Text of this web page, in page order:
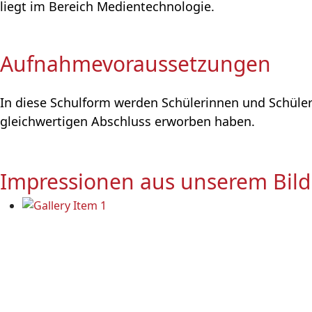
liegt im Bereich Medientechnologie.
Aufnahmevoraussetzungen
In diese Schulform werden Schülerinnen und
gleichwertigen Abschluss erworben haben.
Impressionen aus unserem